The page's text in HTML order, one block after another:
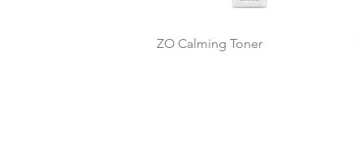
快速瀏覽
ZO Calming Toner